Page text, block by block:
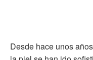
Desde hace unos